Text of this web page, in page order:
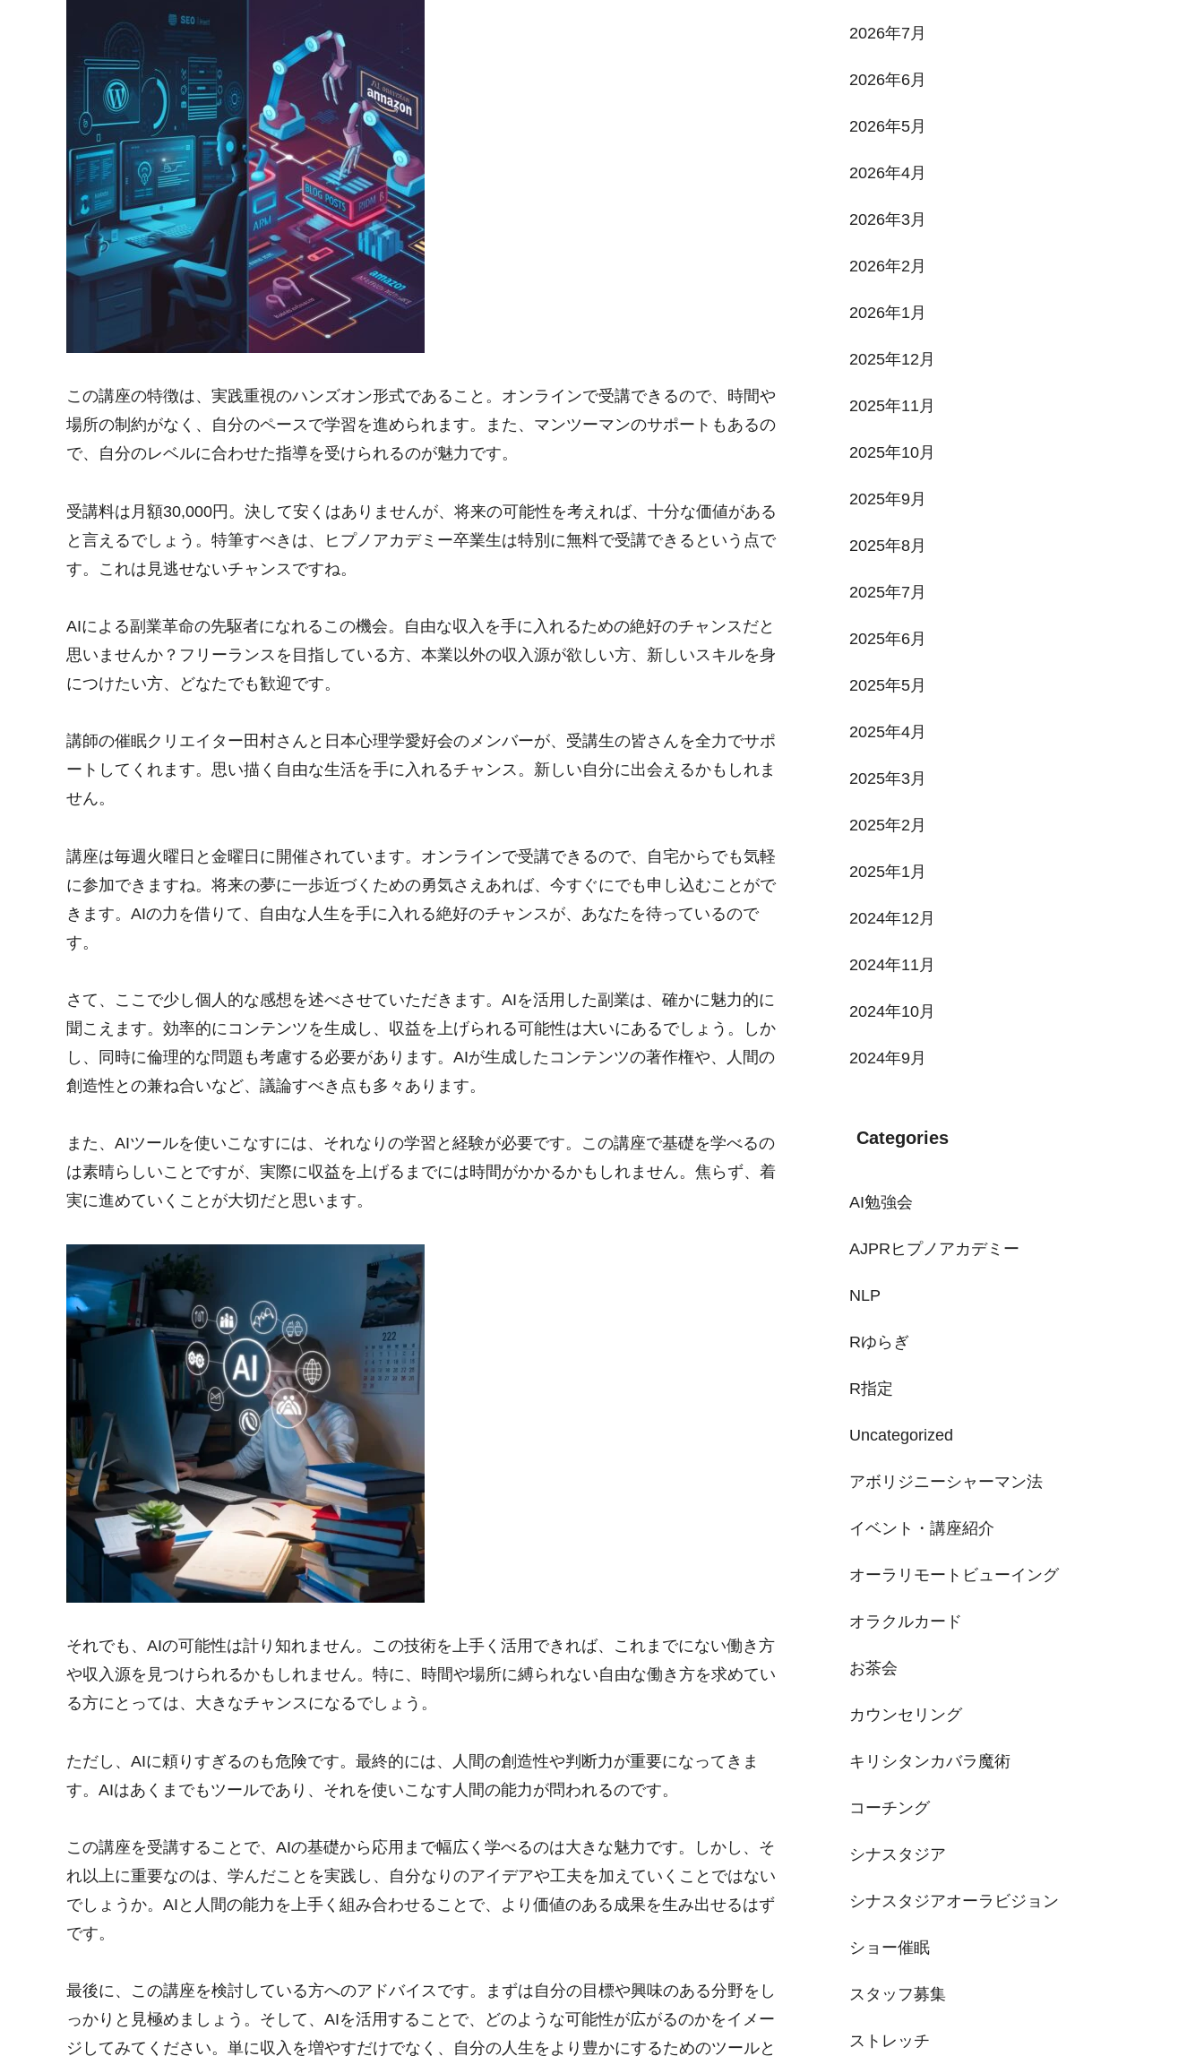
この講座の特徴は、実践重視のハンズオン形式であること。オンラインで受講できるので、時間や
場所の制約がなく、自分のペースで学習を進められます。また、マンツーマンのサポートもあるの
で、自分のレベルに合わせた指導を受けられるのが魅力です。
受講料は月額30,000円。決して安くはありませんが、将来の可能性を考えれば、十分な価値がある
と言えるでしょう。特筆すべきは、ヒプノアカデミー卒業生は特別に無料で受講できるという点で
す。これは見逃せないチャンスですね。
AIによる副業革命の先駆者になれるこの機会。自由な収入を手に入れるための絶好のチャンスだと
思いませんか？フリーランスを目指している方、本業以外の収入源が欲しい方、新しいスキルを身
につけたい方、どなたでも歓迎です。
講師の催眠クリエイター田村さんと日本心理学愛好会のメンバーが、受講生の皆さんを全力でサポ
ートしてくれます。思い描く自由な生活を手に入れるチャンス。新しい自分に出会えるかもしれま
せん。
講座は毎週火曜日と金曜日に開催されています。オンラインで受講できるので、自宅からでも気軽
に参加できますね。将来の夢に一歩近づくための勇気さえあれば、今すぐにでも申し込むことがで
きます。AIの力を借りて、自由な人生を手に入れる絶好のチャンスが、あなたを待っているので
す。
さて、ここで少し個人的な感想を述べさせていただきます。AIを活用した副業は、確かに魅力的に
聞こえます。効率的にコンテンツを生成し、収益を上げられる可能性は大いにあるでしょう。しか
し、同時に倫理的な問題も考慮する必要があります。AIが生成したコンテンツの著作権や、人間の
創造性との兼ね合いなど、議論すべき点も多々あります。
また、AIツールを使いこなすには、それなりの学習と経験が必要です。この講座で基礎を学べるの
は素晴らしいことですが、実際に収益を上げるまでには時間がかかるかもしれません。焦らず、着
実に進めていくことが大切だと思います。
それでも、AIの可能性は計り知れません。この技術を上手く活用できれば、これまでにない働き方
や収入源を見つけられるかもしれません。特に、時間や場所に縛られない自由な働き方を求めてい
る方にとっては、大きなチャンスになるでしょう。
ただし、AIに頼りすぎるのも危険です。最終的には、人間の創造性や判断力が重要になってきま
す。AIはあくまでもツールであり、それを使いこなす人間の能力が問われるのです。
この講座を受講することで、AIの基礎から応用まで幅広く学べるのは大きな魅力です。しかし、そ
れ以上に重要なのは、学んだことを実践し、自分なりのアイデアや工夫を加えていくことではない
でしょうか。AIと人間の能力を上手く組み合わせることで、より価値のある成果を生み出せるはず
です。
最後に、この講座を検討している方へのアドバイスです。まずは自分の目標や興味のある分野をし
っかりと見極めましょう。そして、AIを活用することで、どのような可能性が広がるのかをイメー
ジしてみてください。単に収入を増やすだけでなく、自分の人生をより豊かにするためのツールと
2026年7月
2026年6月
2026年5月
2026年4月
2026年3月
2026年2月
2026年1月
2025年12月
2025年11月
2025年10月
2025年9月
2025年8月
2025年7月
2025年6月
2025年5月
2025年4月
2025年3月
2025年2月
2025年1月
2024年12月
2024年11月
2024年10月
2024年9月
Categories
AI勉強会
AJPRヒプノアカデミー
NLP
Rゆらぎ
R指定
Uncategorized
アボリジニーシャーマン法
イベント・講座紹介
オーラリモートビューイング
オラクルカード
お茶会
カウンセリング
キリシタンカバラ魔術
コーチング
シナスタジア
シナスタジアオーラビジョン
ショー催眠
スタッフ募集
ストレッチ